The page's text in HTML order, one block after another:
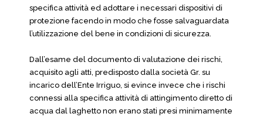
specifica attività ed adottare i necessari dispositivi di
protezione facendo in modo che fosse salvaguardata
l’utilizzazione del bene in condizioni di sicurezza.
Dall’esame del documento di valutazione dei rischi,
acquisito agli atti, predisposto dalla società Gr. su
incarico dell’Ente Irriguo, si evince invece che i rischi
connessi alla specifica attività di attingimento diretto di
acqua dal laghetto non erano stati presi minimamente